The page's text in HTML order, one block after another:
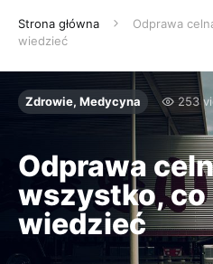
Strona główna
Odprawa
wiedzieć
Zdrowie, Medycyna 253
Odprawa
wszystko, co
wiedzieć